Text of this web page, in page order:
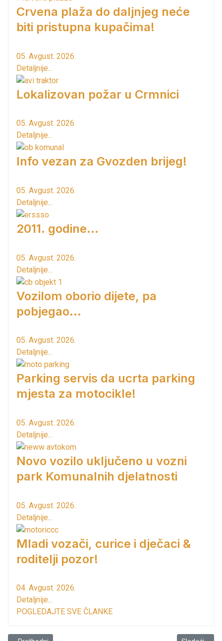
Crvena plaža do daljnjeg neće
biti pristupna kupačima!
05. Avgust. 2026.
Detaljnije...
Lokalizovan požar u Crmnici
05. Avgust. 2026.
Detaljnije...
Info vezan za Gvozden brijeg!
05. Avgust. 2026.
Detaljnije...
2011. godine...
05. Avgust. 2026.
Detaljnije...
Vozilom oborio dijete, pa
pobjegao...
05. Avgust. 2026.
Detaljnije...
Parking servis da ucrta parking
mjesta za motocikle!
05. Avgust. 2026.
Detaljnije...
Novo vozilo uključeno u vozni
park Komunalnih djelatnosti
05. Avgust. 2026.
Detaljnije...
Mladi vozači, curice i dječaci &
roditelji pozor!
04. Avgust. 2026.
Detaljnije...
POGLEDAJTE SVE ČLANKE